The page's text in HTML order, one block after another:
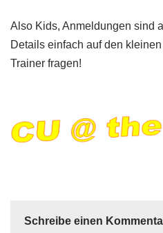
Also Kids, Anmeldungen sind
Details einfach auf den
Trainer fragen!
Schreibe einen